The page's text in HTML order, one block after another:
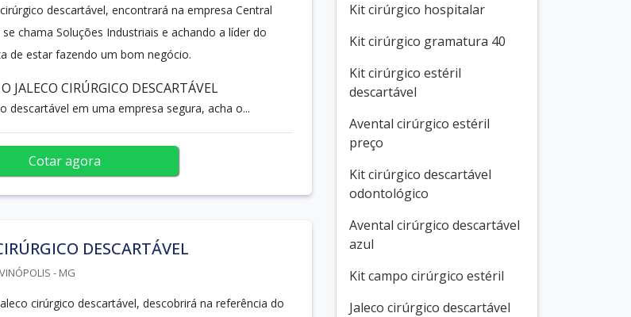
descartável, encontrará na empresa Central
chama Soluções Industriais e achando a líder do
de estar fazendo um bom negócio.
JALECO CIRÚRGICO DESCARTÁVEL
descartável em uma empresa segura, acha o...
Cotar agora
DESCARTÁVEL
- MG
cirúrgico descartável, descobrirá na referência do
Kit cirúrgico hospitalar
Kit cirúrgico gramatura 40
Kit cirúrgico estéril
descartável
Avental cirúrgico estéril
preço
Kit cirúrgico descartável
odontológico
Avental cirúrgico descartável
azul
Kit campo cirúrgico estéril
Jaleco cirúrgico descartável